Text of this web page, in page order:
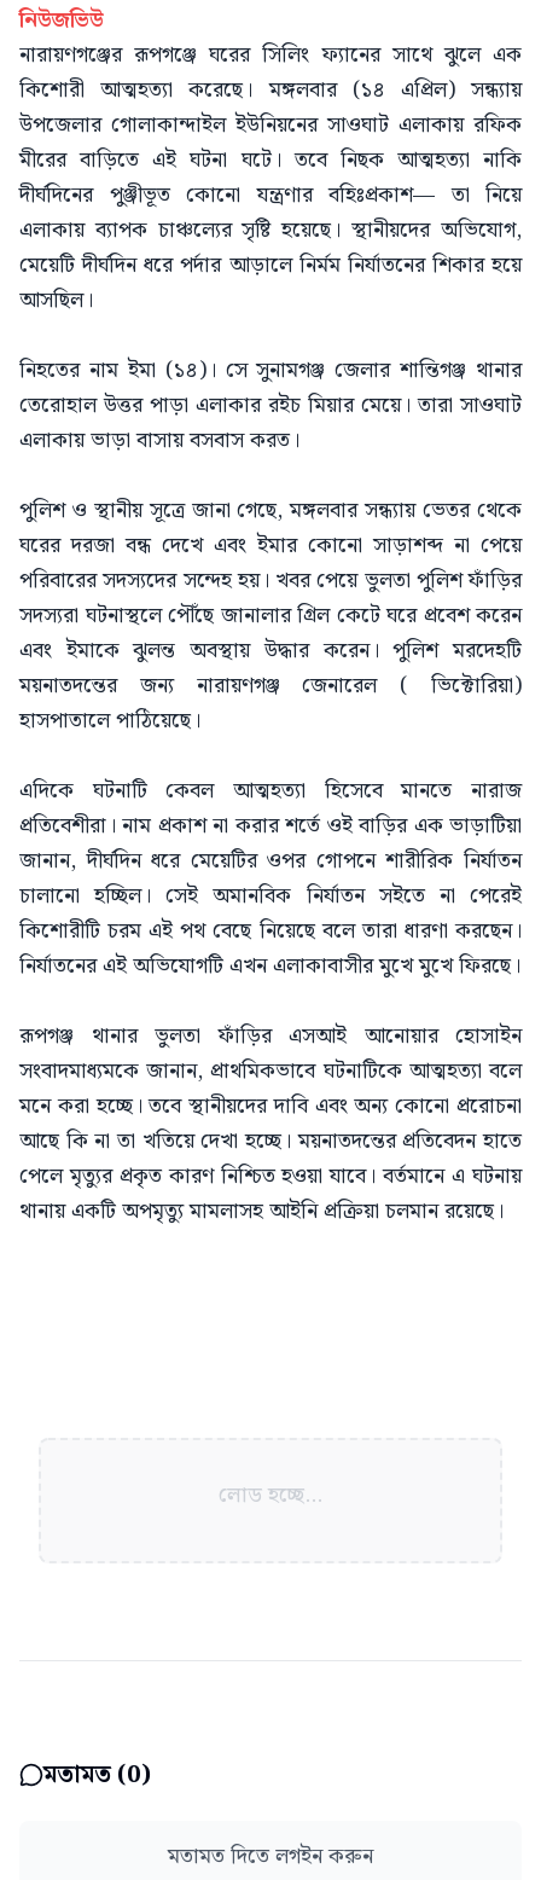
নিউজভিউ
নারায়ণগঞ্জের রূপগঞ্জে ঘরের সিলিং ফ্যানের সাথে ঝুলে এক
কিশোরী আত্মহত্যা করেছে। মঙ্গলবার (১৪ এপ্রিল) সন্ধ্যায়
উপজেলার গোলাকান্দাইল ইউনিয়নের সাওঘাট এলাকায় রফিক
মীরের বাড়িতে এই ঘটনা ঘটে। তবে নিছক আত্মহত্যা নাকি
দীর্ঘদিনের পুঞ্জীভূত কোনো যন্ত্রণার বহিঃপ্রকাশ— তা নিয়ে
এলাকায় ব্যাপক চাঞ্চল্যের সৃষ্টি হয়েছে। স্থানীয়দের অভিযোগ,
মেয়েটি দীর্ঘদিন ধরে পর্দার আড়ালে নির্মম নির্যাতনের শিকার হয়ে
আসছিল।
নিহতের নাম ইমা (১৪)। সে সুনামগঞ্জ জেলার শান্তিগঞ্জ থানার
তেরোহাল উত্তর পাড়া এলাকার রইচ মিয়ার মেয়ে। তারা সাওঘাট
এলাকায় ভাড়া বাসায় বসবাস করত।
পুলিশ ও স্থানীয় সূত্রে জানা গেছে, মঙ্গলবার সন্ধ্যায় ভেতর থেকে
ঘরের দরজা বন্ধ দেখে এবং ইমার কোনো সাড়াশব্দ না পেয়ে
পরিবারের সদস্যদের সন্দেহ হয়। খবর পেয়ে ভুলতা পুলিশ ফাঁড়ির
সদস্যরা ঘটনাস্থলে পৌঁছে জানালার গ্রিল কেটে ঘরে প্রবেশ করেন
এবং ইমাকে ঝুলন্ত অবস্থায় উদ্ধার করেন। পুলিশ মরদেহটি
ময়নাতদন্তের জন্য নারায়ণগঞ্জ জেনারেল ( ভিক্টোরিয়া)
হাসপাতালে পাঠিয়েছে।
এদিকে ঘটনাটি কেবল আত্মহত্যা হিসেবে মানতে নারাজ
প্রতিবেশীরা। নাম প্রকাশ না করার শর্তে ওই বাড়ির এক ভাড়াটিয়া
জানান, দীর্ঘদিন ধরে মেয়েটির ওপর গোপনে শারীরিক নির্যাতন
চালানো হচ্ছিল। সেই অমানবিক নির্যাতন সইতে না পেরেই
কিশোরীটি চরম এই পথ বেছে নিয়েছে বলে তারা ধারণা করছেন।
নির্যাতনের এই অভিযোগটি এখন এলাকাবাসীর মুখে মুখে ফিরছে।
রূপগঞ্জ থানার ভুলতা ফাঁড়ির এসআই আনোয়ার হোসাইন
সংবাদমাধ্যমকে জানান, প্রাথমিকভাবে ঘটনাটিকে আত্মহত্যা বলে
মনে করা হচ্ছে। তবে স্থানীয়দের দাবি এবং অন্য কোনো প্ররোচনা
আছে কি না তা খতিয়ে দেখা হচ্ছে। ময়নাতদন্তের প্রতিবেদন হাতে
পেলে মৃত্যুর প্রকৃত কারণ নিশ্চিত হওয়া যাবে। বর্তমানে এ ঘটনায়
থানায় একটি অপমৃত্যু মামলাসহ আইনি প্রক্রিয়া চলমান রয়েছে।
লোড হচ্ছে...
মতামত (0)
মতামত দিতে লগইন করুন